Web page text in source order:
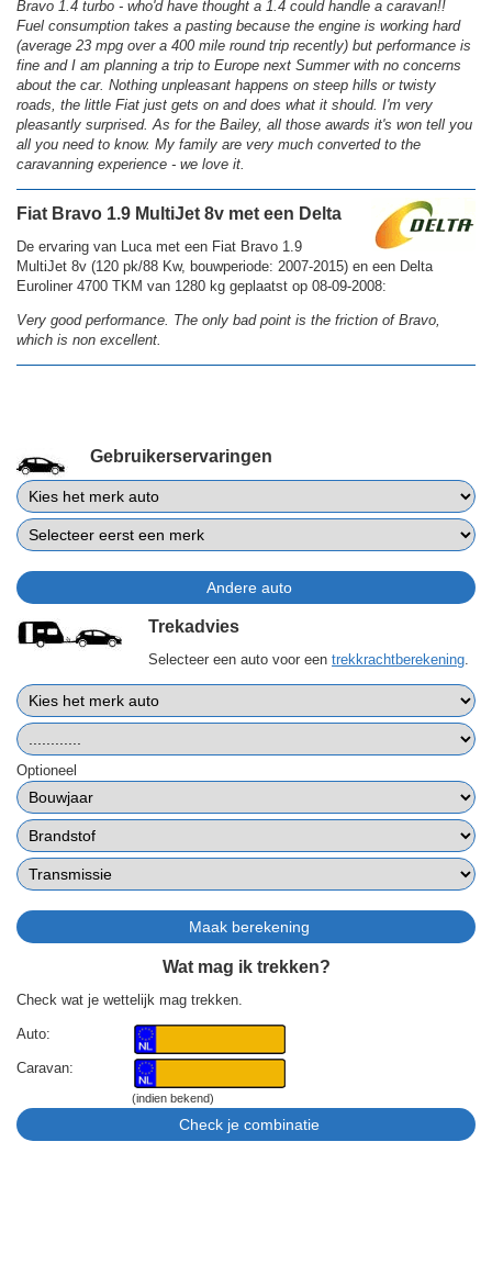
Bravo 1.4 turbo - who'd have thought a 1.4 could handle a caravan!!
Fuel consumption takes a pasting because the engine is working hard
(average 23 mpg over a 400 mile round trip recently) but performance is
fine and I am planning a trip to Europe next Summer with no concerns
about the car. Nothing unpleasant happens on steep hills or twisty
roads, the little Fiat just gets on and does what it should. I'm very
pleasantly surprised. As for the Bailey, all those awards it's won tell you
all you need to know. My family are very much converted to the
caravanning experience - we love it.
Fiat Bravo 1.9 MultiJet 8v met een Delta
De ervaring van Luca met een Fiat Bravo 1.9
MultiJet 8v (120 pk/88 Kw, bouwperiode: 2007-2015) en een Delta
Euroliner 4700 TKM van 1280 kg geplaatst op 08-09-2008:
Very good performance. The only bad point is the friction of Bravo,
which is non excellent.
Gebruikerservaringen
Trekadvies
Selecteer een auto voor een trekkrachtberekening.
Optioneel
Wat mag ik trekken?
Check wat je wettelijk mag trekken.
Auto:
Caravan:
(indien bekend)